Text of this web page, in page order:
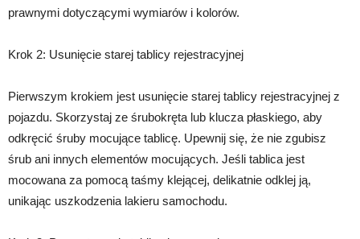
prawnymi dotyczącymi wymiarów i kolorów.
Krok 2: Usunięcie starej tablicy rejestracyjnej
Pierwszym krokiem jest usunięcie starej tablicy rejestracyjnej z
pojazdu. Skorzystaj ze śrubokręta lub klucza płaskiego, aby
odkręcić śruby mocujące tablicę. Upewnij się, że nie zgubisz
śrub ani innych elementów mocujących. Jeśli tablica jest
mocowana za pomocą taśmy klejącej, delikatnie odklej ją,
unikając uszkodzenia lakieru samochodu.